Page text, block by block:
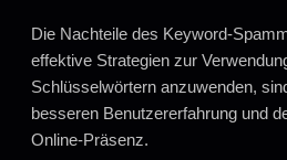
Die Nachteile des Keyword-
effektive Strategien zur
Schlüsselwörtern anzuwenden,
besseren Benutzererfahrung und
Online-Präsenz.